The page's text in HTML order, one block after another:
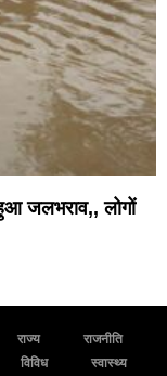
जलभराव,, लोगों
राज्य
राजनीति
विविध
स्वास्थ्य